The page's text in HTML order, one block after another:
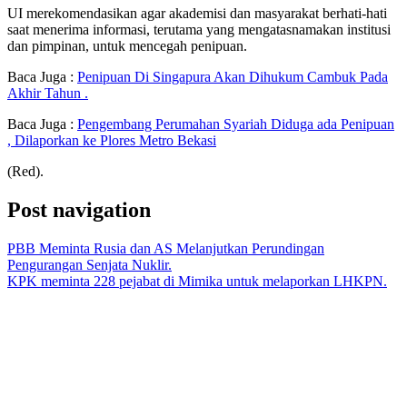
UI merekomendasikan agar akademisi dan masyarakat berhati-hati
saat menerima informasi, terutama yang mengatasnamakan institusi
dan pimpinan, untuk mencegah penipuan.
Baca Juga : Penipuan Di Singapura Akan Dihukum Cambuk Pada
Akhir Tahun .
Baca Juga : Pengembang Perumahan Syariah Diduga ada Penipuan
, Dilaporkan ke Plores Metro Bekasi
(Red).
Post navigation
PBB Meminta Rusia dan AS Melanjutkan Perundingan
Pengurangan Senjata Nuklir.
KPK meminta 228 pejabat di Mimika untuk melaporkan LHKPN.